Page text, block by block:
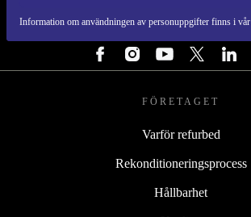
Information om användningen av personuppgifter finns i vår
FÖLJ OSS
FÖRETAGET
Varför refurbed
Rekonditioneringsprocess
Hållbarhet